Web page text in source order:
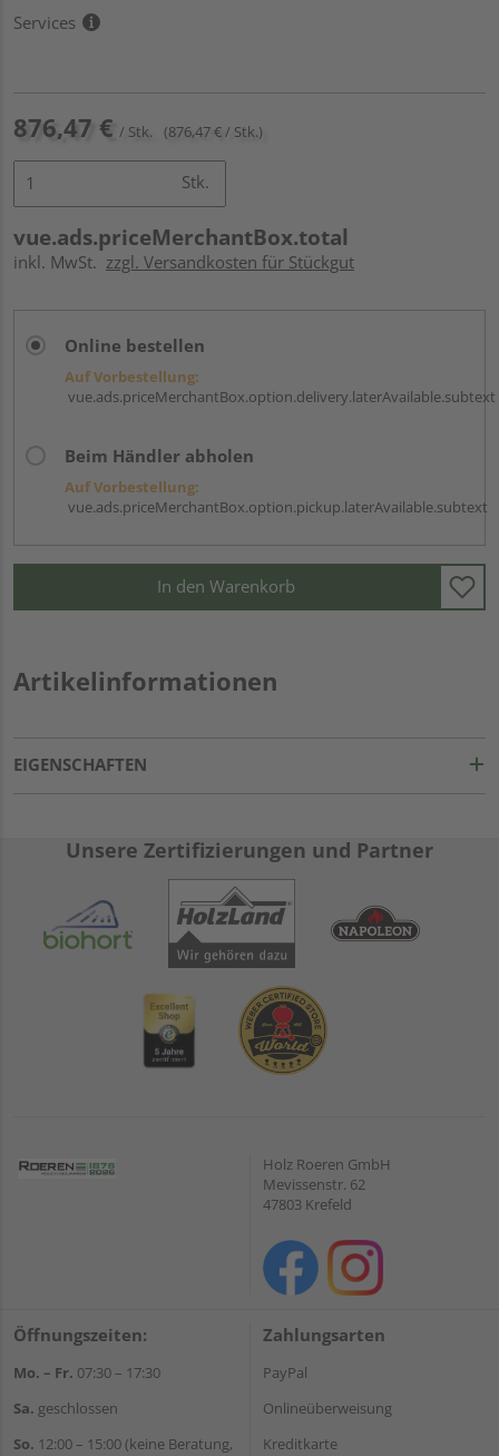
Services
876,47 € / Stk. (876,47 € / Stk.)
Stk.
vue.ads.priceMerchantBox.total
inkl. MwSt. zzgl. Versandkosten für Stückgut
Online bestellen
Auf Vorbestellung:
vue.ads.priceMerchantBox.option.delivery.laterAvailable.subtext
Beim Händler abholen
Auf Vorbestellung:
vue.ads.priceMerchantBox.option.pickup.laterAvailable.subtext
In den Warenkorb
Artikelinformationen
EIGENSCHAFTEN
Unsere Zertifizierungen und Partner
Holz Roeren GmbH
Mevissenstr. 62
47803 Krefeld
Öffnungszeiten:
Mo. – Fr. 07:30 – 17:30
Sa. geschlossen
So. 12:00 – 15:00 (keine Beratung,
Zahlungsarten
PayPal
Onlineüberweisung
Kreditkarte